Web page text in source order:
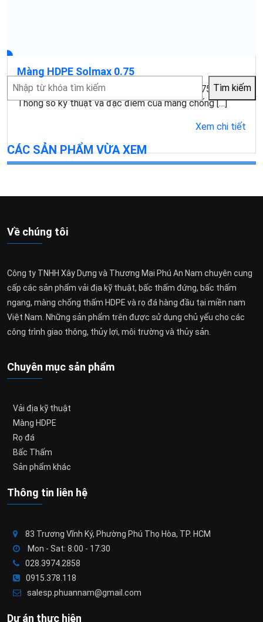
Màng HDPE Solmax 0.75
Mục lục1 Màng chống thấm HDPE Solmax 0.75 là gì?2
Thông số kỹ thuật và đặc điểm của màng chống […]
Xem chi tiết
Tìm
kiếm
Tìm kiếm
CÁC SẢN PHẨM VỪA XEM
Về chúng tôi
Công ty TNHH Xây Dựng và Thương Mại Phú An Nam chuyên cung
cấp các sản phẩm vải địa kỹ thuật, bấc thấm đứng, bấc thấm
ngang, màng chống thấm HDPE và rọ đá hàng đầu tại miền nam
Việt Nam. Những sản phẩm trên được sử dụng chủ yếu cho các
công trình giao thông, thủy lợi, môi trường và thủy sản.
Chuyên mục sản phẩm
Vải địa kỹ thuật
Màng HDPE
Rọ đá
Bấc Thấm
Sản phẩm khác
Thông tin liên hệ
83 Trương Vĩnh Ký, Phường Phú Thọ Hòa, TP. HCM
Mon - Sat: 8:00 - 17:30
028.3974.2858
0915.378.118
salesp.phuannam@gmail.com
Dự án thực hiện